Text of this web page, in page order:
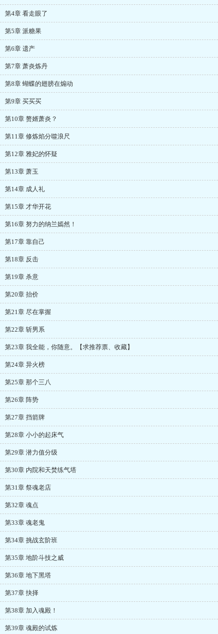
第4章 看走眼了
第5章 派糖果
第6章 遗产
第7章 萧炎炼丹
第8章 蝴蝶的翅膀在煽动
第9章 买买买
第10章 赘婿萧炎？
第11章 修炼焰分噬浪尺
第12章 雅妃的怀疑
第13章 萧玉
第14章 成人礼
第15章 才华开花
第16章 努力的纳兰嫣然！
第17章 靠自己
第18章 反击
第19章 杀意
第20章 抬价
第21章 尽在掌握
第22章 斩男系
第23章 我全能，你随意。【求推荐票、收藏】
第24章 异火榜
第25章 那个三八
第26章 阵势
第27章 挡箭牌
第28章 小小的起床气
第29章 潜力值分级
第30章 内院和天焚练气塔
第31章 祭魂老店
第32章 魂点
第33章 魂老鬼
第34章 挑战玄阶班
第35章 地阶斗技之威
第36章 地下黑塔
第37章 抉择
第38章 加入魂殿！
第39章 魂殿的试炼